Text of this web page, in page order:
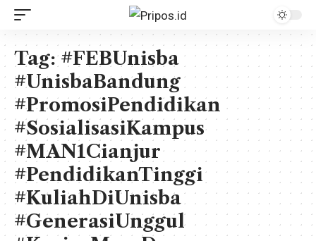
Tag:#FEBUnisba
#UnisbaBandung
#PromosiPendidikan
#SosialisasiKampus
#MAN1Cianjur
#PendidikanTinggi
#KuliahDiUnisba
#GenerasiUnggul